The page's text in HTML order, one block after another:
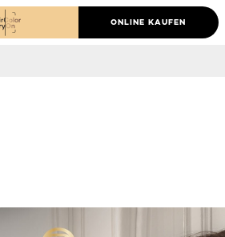
ONLINE KAUFEN